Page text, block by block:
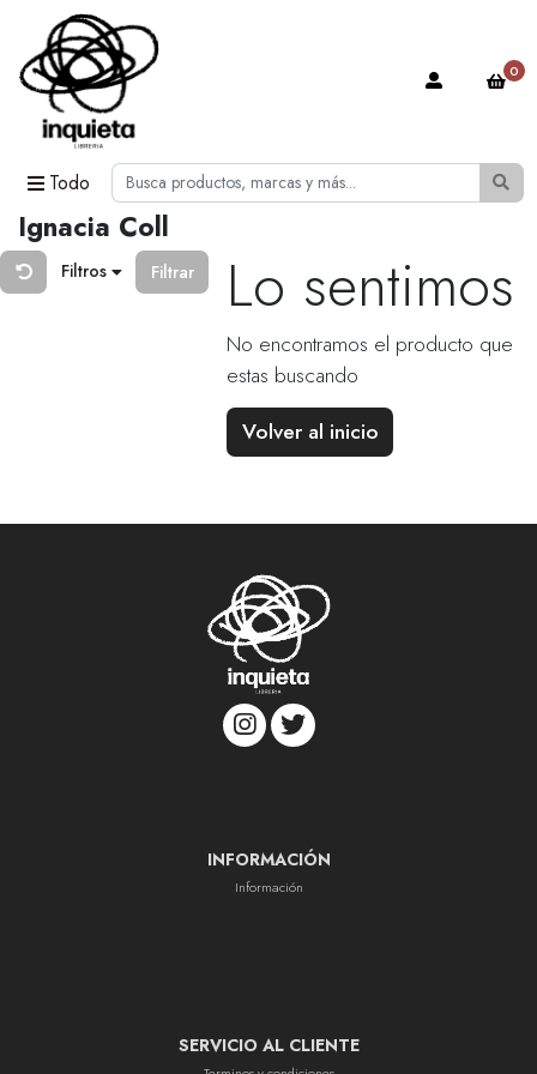
Todo
0
Ignacia Coll
Filtros Filtrar Lo sentimos
No encontramos el producto que
estas buscando
Volver al inicio
INFORMACIÓN
Información
SERVICIO AL CLIENTE